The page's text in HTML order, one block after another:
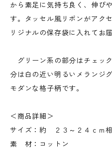
から素足に気持ち良く、伸び
す。タッセル風リボンがアク
リジナルの保存袋に入れてお
グリーン系の部分はチェッ
分は白の近い明るいメランジ
モダンな格子柄です。
＜商品詳細＞
サイズ：約 ２３～２４ｃｍ
素 材：コットン